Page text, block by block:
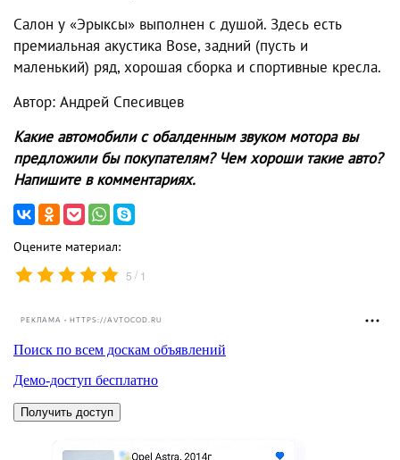
Салон у «Эрыксы» выполнен с душой. Здесь есть
премиальная акустика Bose, задний (пусть и
маленький) ряд, хорошая сборка и спортивные кресла.
Автор: Андрей Спесивцев
Какие автомобили с обалденным звуком мотора вы
предложили бы покупателям? Чем хороши такие авто?
Напишите в комментариях.
Оцените материал:
5 / 1
РЕКЛАМА • HTTPS://AVTOCOD.RU